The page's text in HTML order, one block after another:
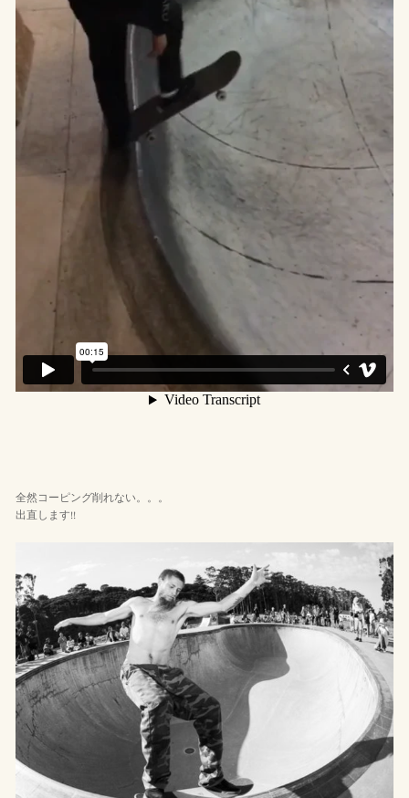
全然コーピング削れない。。。
出直します!!